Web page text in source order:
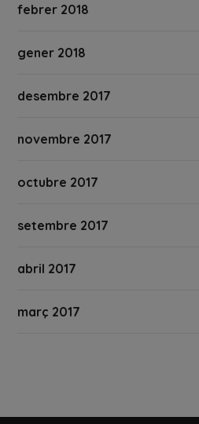
febrer 2018
gener 2018
desembre 2017
novembre 2017
octubre 2017
setembre 2017
abril 2017
març 2017